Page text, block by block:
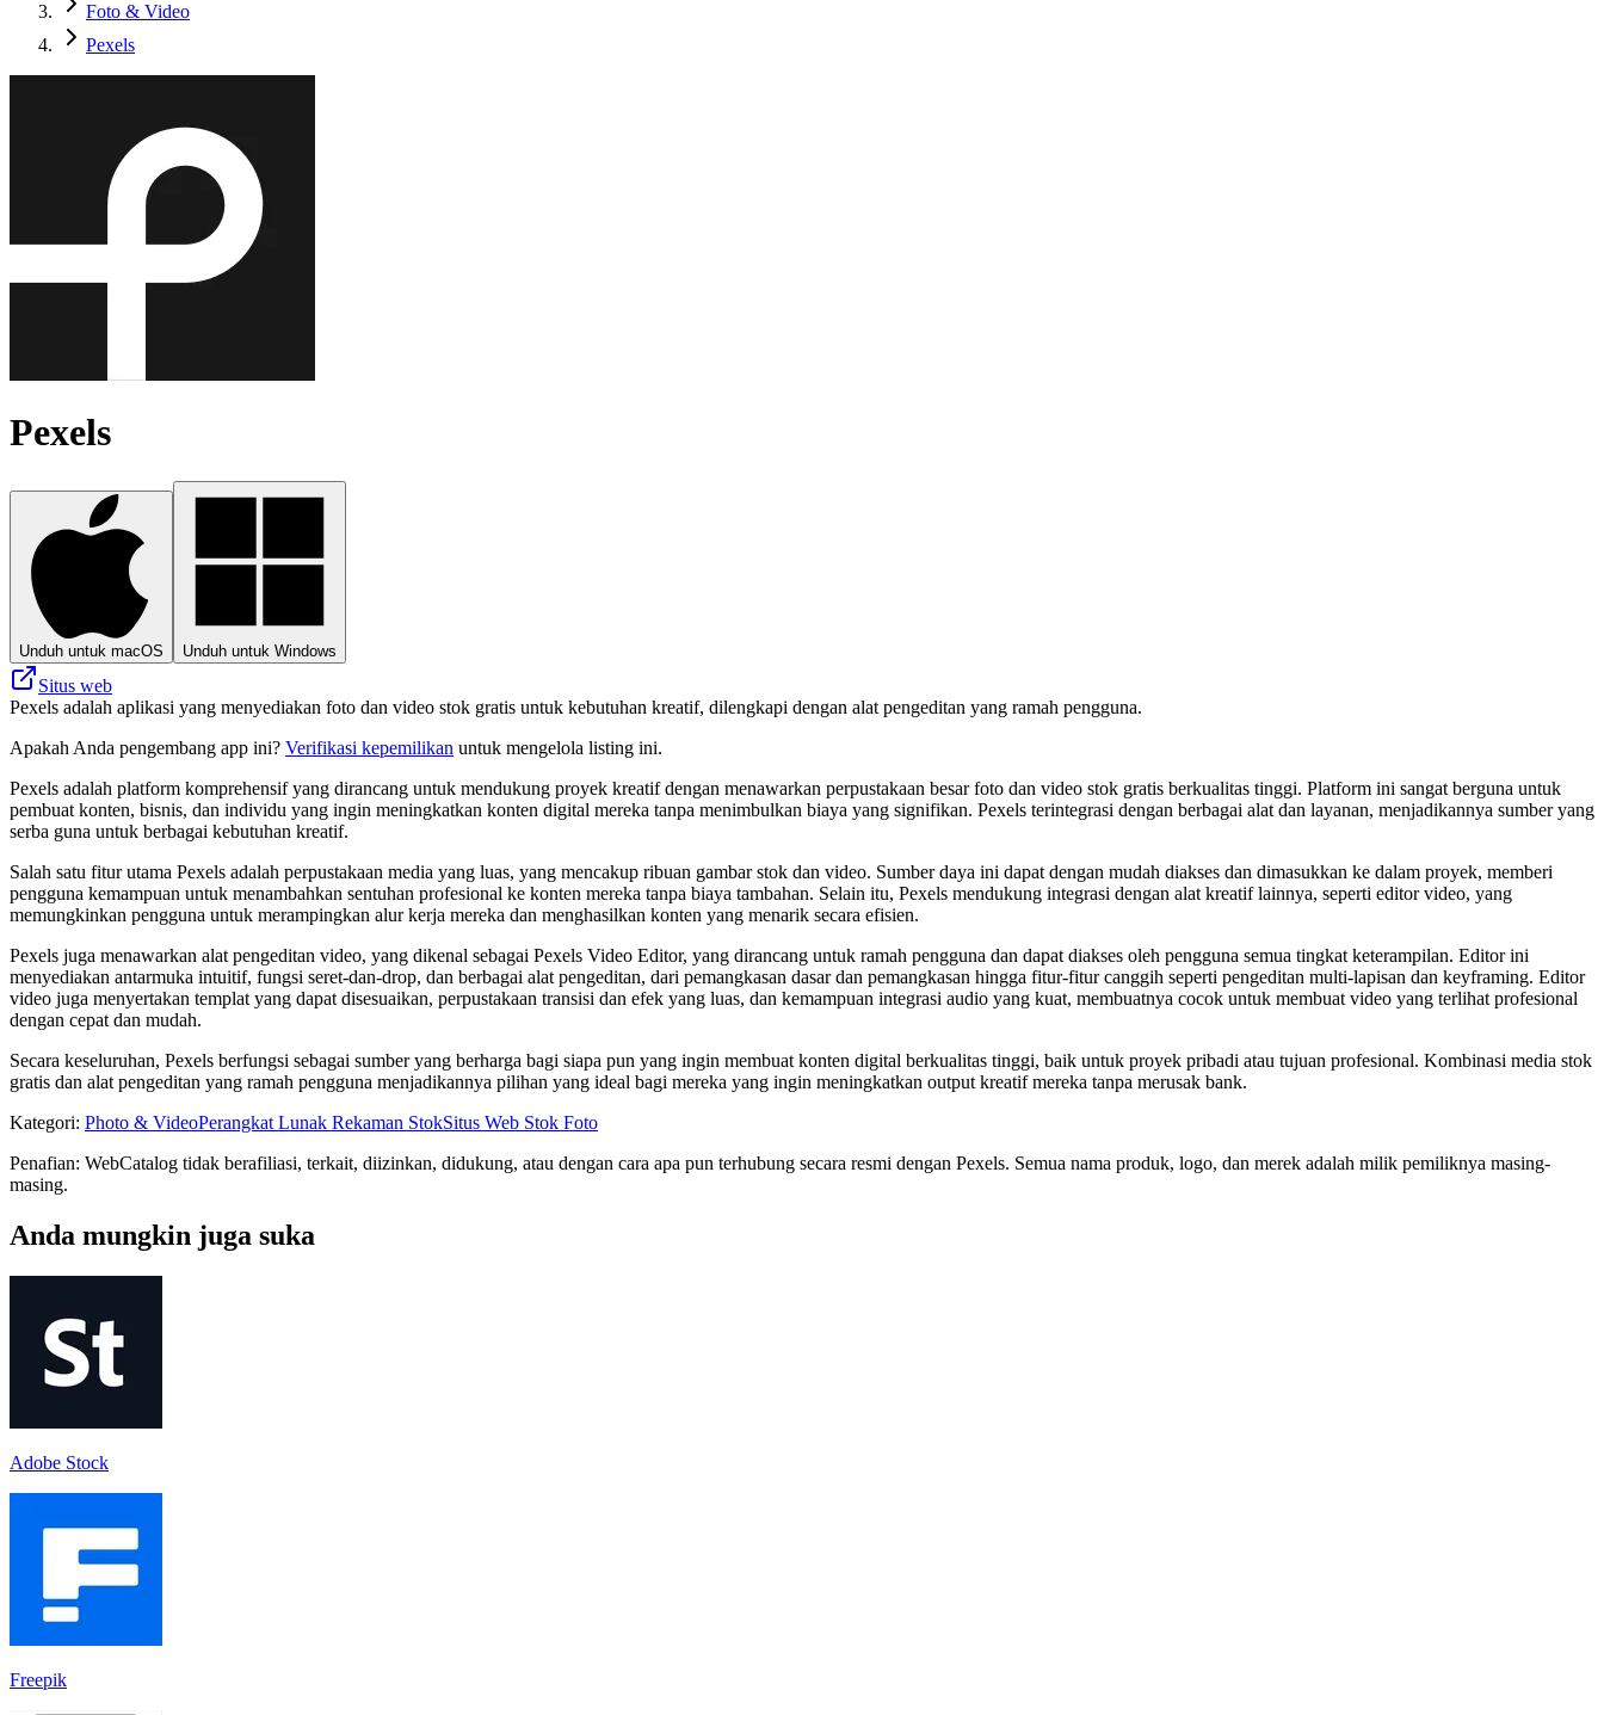
Foto & Video
Pexels
Pexels
Unduh untuk macOS Unduh untuk Windows
Situs web
Pexels adalah aplikasi yang menyediakan foto dan video stok gratis untuk kebutuhan kreatif, dilengkapi dengan alat pengeditan yang ramah pengguna.
Apakah Anda pengembang app ini? Verifikasi kepemilikan untuk mengelola listing ini.
Pexels adalah platform komprehensif yang dirancang untuk mendukung proyek kreatif dengan menawarkan perpustakaan besar foto dan video stok gratis berkualitas tinggi. Platform ini sangat berguna untuk
pembuat konten, bisnis, dan individu yang ingin meningkatkan konten digital mereka tanpa menimbulkan biaya yang signifikan. Pexels terintegrasi dengan berbagai alat dan layanan, menjadikannya sumber yang
serba guna untuk berbagai kebutuhan kreatif.
Salah satu fitur utama Pexels adalah perpustakaan media yang luas, yang mencakup ribuan gambar stok dan video. Sumber daya ini dapat dengan mudah diakses dan dimasukkan ke dalam proyek, memberi
pengguna kemampuan untuk menambahkan sentuhan profesional ke konten mereka tanpa biaya tambahan. Selain itu, Pexels mendukung integrasi dengan alat kreatif lainnya, seperti editor video, yang
memungkinkan pengguna untuk merampingkan alur kerja mereka dan menghasilkan konten yang menarik secara efisien.
Pexels juga menawarkan alat pengeditan video, yang dikenal sebagai Pexels Video Editor, yang dirancang untuk ramah pengguna dan dapat diakses oleh pengguna semua tingkat keterampilan. Editor ini
menyediakan antarmuka intuitif, fungsi seret-dan-drop, dan berbagai alat pengeditan, dari pemangkasan dasar dan pemangkasan hingga fitur-fitur canggih seperti pengeditan multi-lapisan dan keyframing. Editor
video juga menyertakan templat yang dapat disesuaikan, perpustakaan transisi dan efek yang luas, dan kemampuan integrasi audio yang kuat, membuatnya cocok untuk membuat video yang terlihat profesional
dengan cepat dan mudah.
Secara keseluruhan, Pexels berfungsi sebagai sumber yang berharga bagi siapa pun yang ingin membuat konten digital berkualitas tinggi, baik untuk proyek pribadi atau tujuan profesional. Kombinasi media stok
gratis dan alat pengeditan yang ramah pengguna menjadikannya pilihan yang ideal bagi mereka yang ingin meningkatkan output kreatif mereka tanpa merusak bank.
Kategori: Photo & VideoPerangkat Lunak Rekaman StokSitus Web Stok Foto
Penafian: WebCatalog tidak berafiliasi, terkait, diizinkan, didukung, atau dengan cara apa pun terhubung secara resmi dengan Pexels. Semua nama produk, logo, dan merek adalah milik pemiliknya masing-
masing.
Anda mungkin juga suka
Adobe Stock
Freepik